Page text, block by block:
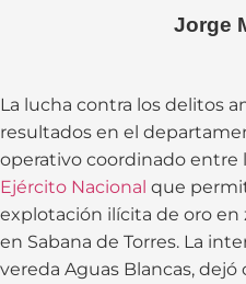
Jorge
La lucha contra los delitos
resultados en el
operativo coordinado entre
Ejército Nacional que
explotación ilícita de oro en
en Sabana de Torres. La
vereda Aguas Blancas,